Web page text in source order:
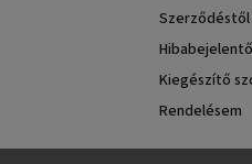
Kiegészítő
Rendelésem